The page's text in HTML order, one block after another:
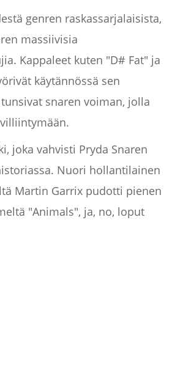
genren raskassarjalaisista,
massiivisia
Kappaleet kuten "D# Fat" ja
käytännössä sen
snaren voiman, jolla
joka vahvisti Pryda Snaren
Nuori hollantilainen
Martin Garrix pudotti pienen
"Animals", ja, no, loput